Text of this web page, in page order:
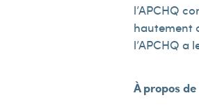
l’APCHQ
hautement
l’APCHQ a
À propos